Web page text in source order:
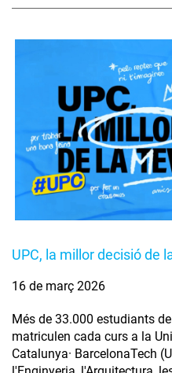
UPC, la millor decisió de
16 de març 2026
Més de 33.000 estudiants
matriculen cada curs a la
Catalunya· BarcelonaTech